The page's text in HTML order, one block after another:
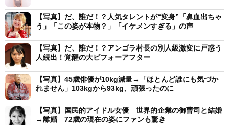
【写真】だ、誰だ！？人気タレントが“変身”「鼻血出ちゃ
う」「この姿が本物？」「イケメンすぎる」の声
【写真】だ、誰だ！？アンゴラ村長の別人級激変に戸惑う
人続出！覚醒の大ビフォーアフター
【写真】45歳俳優が10kg減量→「ほとんど誰にも気づか
れません」103kgから93kg、頑張ったのに
【写真】国民的アイドル女優 世界的企業の御曹司と結婚
→離婚 72歳の現在の姿にファンも驚き